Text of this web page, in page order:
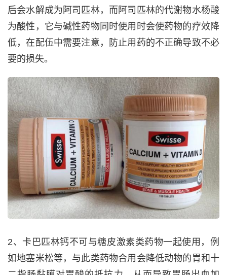
后会水解成为阿司匹林，而阿司匹林的代谢物水杨酸
为酸性，它与碱性药物同时使用时会使药物的疗效降
低，在配伍中需要注意，防止用药的不正确导致不必
要的损失。
2、卡巴匹林钙不可与糖皮激素类药物一起使用，例
如地塞米松等，与此类药物合用会降低动物的胃和十